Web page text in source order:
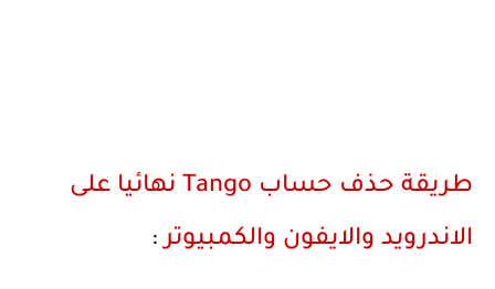
طريقة حذف حساب Tango نهائيا على
الاندرويد والايفون والكمبيوتر :